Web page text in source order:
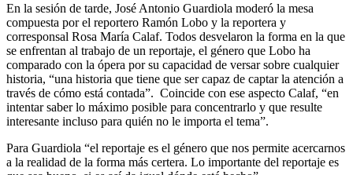
En la sesión de tarde, José Antonio Guardiola moderó la mesa
compuesta por el reportero Ramón Lobo y la reportera y
corresponsal Rosa María Calaf. Todos desvelaron la forma en la que
se enfrentan al trabajo de un reportaje, el género que Lobo ha
comparado con la ópera por su capacidad de versar sobre cualquier
historia, “una historia que tiene que ser capaz de captar la atención a
través de cómo está contada”. Coincide con ese aspecto Calaf, “en
intentar saber lo máximo posible para concentrarlo y que resulte
interesante incluso para quién no le importa el tema”.
Para Guardiola “el reportaje es el género que nos permite acercarnos
a la realidad de la forma más certera. Lo importante del reportaje es